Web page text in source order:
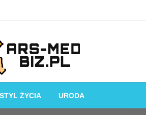
strona Ciebie!
STYL ŻYCIA URODA